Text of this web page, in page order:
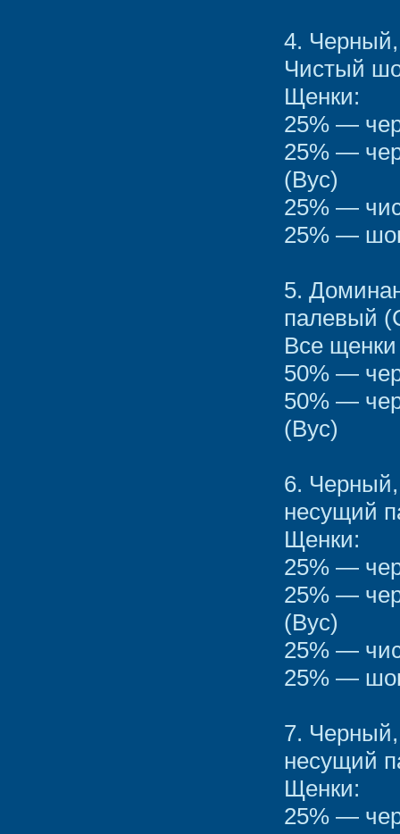
4.
Чистый
Щенки:
25% —
25% —
(Вус)
25% —
25% —
5.
палевый
Все
50% —
50% —
(Вус)
6.
несущий
Щенки:
25% —
25% —
(Вус)
25% —
25% —
7.
несущий
Щенки:
25% —